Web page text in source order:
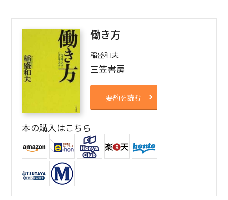
働き方
稲盛和夫
三笠書房
要約を読む
本の購入はこちら